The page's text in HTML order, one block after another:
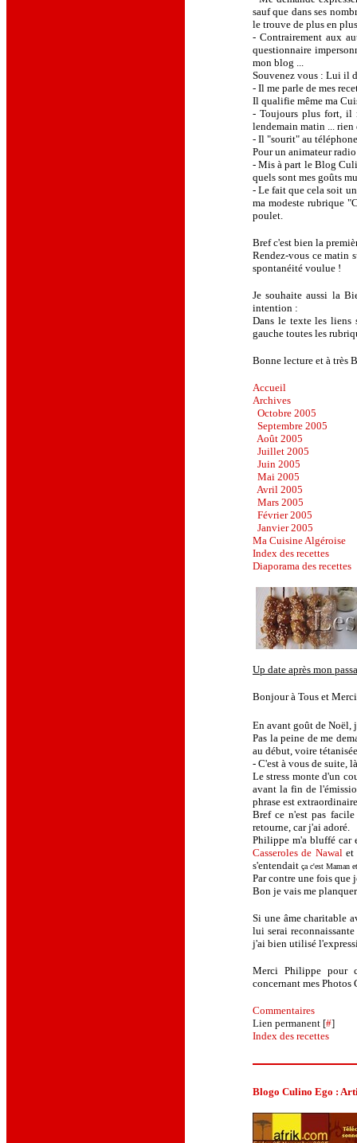
sauf que dans ses
le trouve de plus en
- Contrairement aux
questionnaire
mon blog ...
Souvenez vous : Lui il
- Il me parle de mes
Il qualifie même ma
- Toujours plus fort, il
lendemain matin ... rien
- Il "sourit" au
Pour un animateur
- Mis à part le Blog
quels sont mes goûts
- Le fait que cela soit
ma modeste rubrique
poulet.
Bref c'est bien la
Rendez-vous ce matin
spontanéité voulue !
Je souhaite aussi la
intention :
Dans le texte les liens
gauche toutes les
Bonne lecture et à très
Accueil
Archives
Octobre 2005
Septembre 2005
Août 2005
Juillet 2005
Juin 2005
Mai 2005
Avril 2005
Mars 2005
Février 2005
Janvier 2005
Ma Cuisine Algéroise
Index des recettes
Diaporama des recettes
Up date après mon
Bonjour à Tous et
En avant goût de Noël,
Pas la peine de me
au début, voire
- C'est à vous de suite,
Le stress monte d'un
avant la fin de
phrase est
Bref ce n'est pas
retourne, car j'ai adoré.
Philippe m'a bluffé car
Casseroles de Nawalet
s'entendait ça c'est Maman
Par contre une fois que
Bon je vais me
Si une âme charitable
lui serai
j'ai bien utilisé
Merci Philippe pour
concernant mes
Commentaires
Lien permanent [#]
Index des recettes
Blogo Culino Ego :